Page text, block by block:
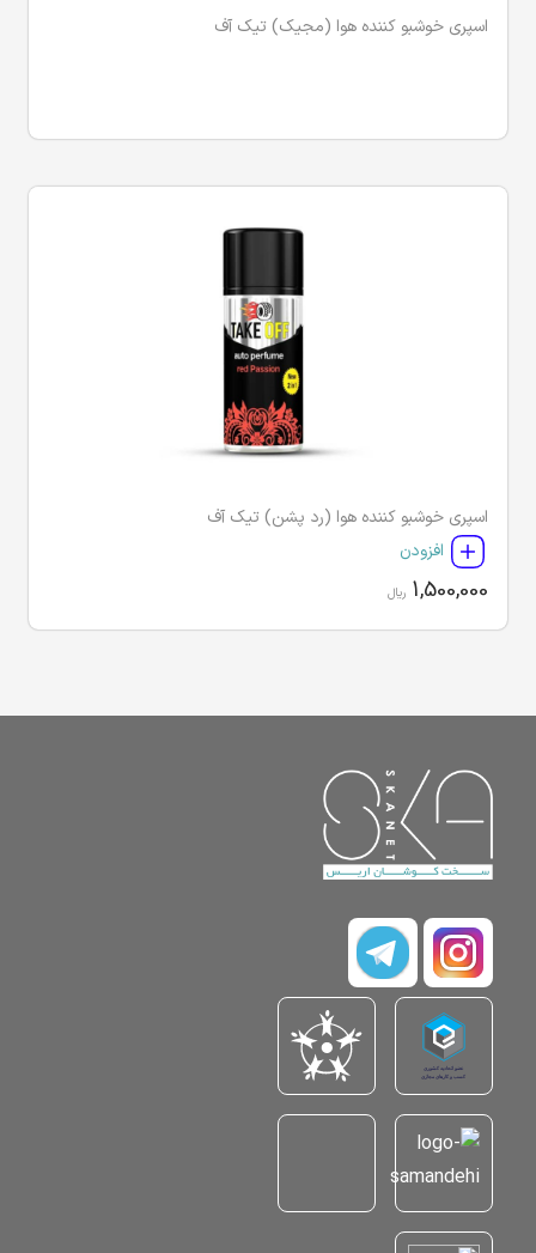
اسپری خوشبو کننده هوا (مجیک) تیک آف
اسپری خوشبو کننده هوا (رد پشن) تیک آف
افزودن
1,500,000 ریال